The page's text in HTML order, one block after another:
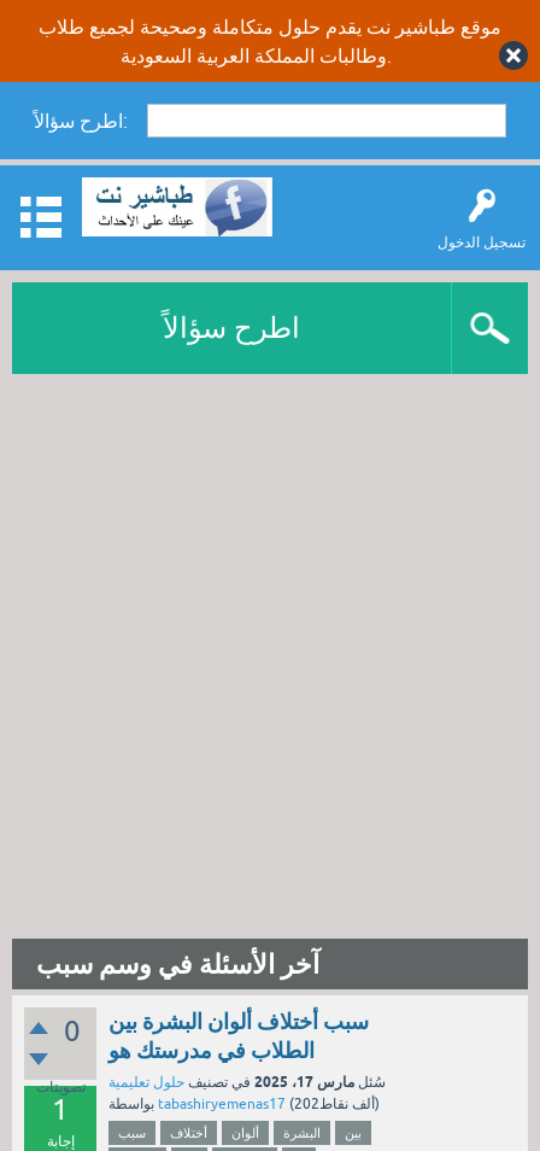
موقع طباشير نت يقدم حلول متكاملة وصحيحة لجميع طلاب
اطرح سؤالاً:
تسجيل الدخول
اطرح سؤالاً
آخر الأسئلة في وسم سبب
0
تصويتات
1
إجابة
سبب أختلاف ألوان البشرة بين
الطلاب في مدرستك هو
سُئل مارس 17، 2025 في تصنيف حلول تعليمية
tabashiryemenas17 ( 202ألف نقاط)
سبب أختلاف ألوان البشرة
بين